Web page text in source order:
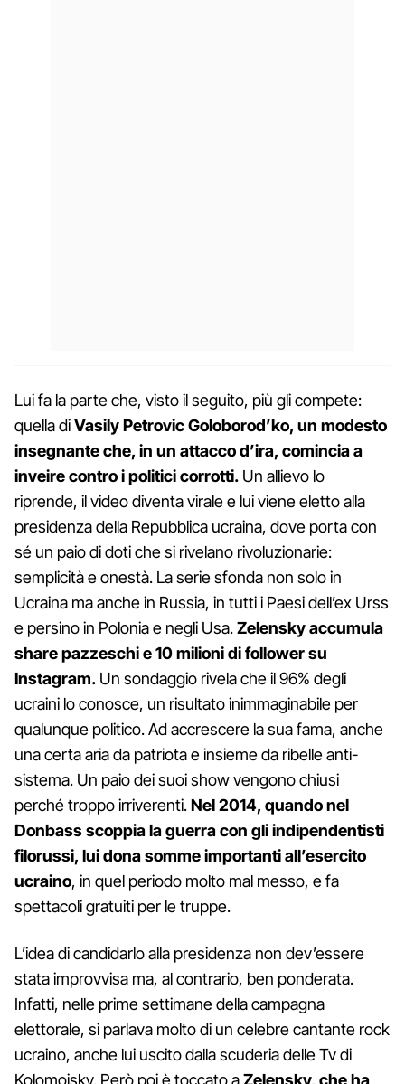
Lui fa la parte che, visto il seguito, più gli compete:
quella diVasily Petrovic Goloborod’ko, un modesto
insegnante che, in un attacco d’ira, comincia a
inveire contro i politici corrotti. Un allievo lo
riprende, il video diventa virale e lui viene eletto alla
presidenza della Repubblica ucraina, dove porta con
sé un paio di doti che si rivelano rivoluzionarie:
semplicità e onestà. La serie sfonda non solo in
Ucraina ma anche in Russia, in tutti i Paesi dell’ex Urss
e persino in Polonia e negli Usa.Zelensky accumula
share pazzeschi e 10 milioni di follower su
Instagram. Un sondaggio rivela che il 96% degli
ucraini lo conosce, un risultato inimmaginabile per
qualunque politico. Ad accrescere la sua fama, anche
una certa aria da patriota e insieme da ribelle anti-
sistema. Un paio dei suoi show vengono chiusi
perché troppo irriverenti.Nel 2014, quando nel
Donbass scoppia la guerra con gli indipendentisti
filorussi, lui dona somme importanti all’esercito
ucraino, in quel periodo molto mal messo, e fa
spettacoli gratuiti per le truppe.
L’idea di candidarlo alla presidenza non dev’essere
stata improvvisa ma, al contrario, ben ponderata.
Infatti, nelle prime settimane della campagna
elettorale, si parlava molto di un celebre cantante rock
ucraino, anche lui uscito dalla scuderia delle Tv di
Kolomoisky. Però poi è toccato aZelensky, che ha